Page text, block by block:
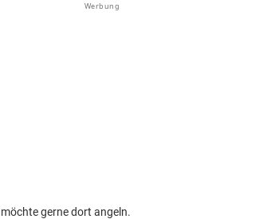
Werbung
gerne dort angeln.